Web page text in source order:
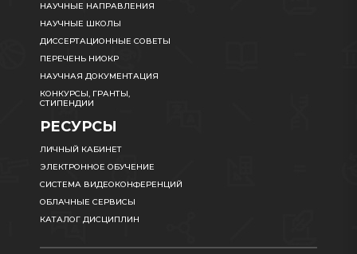
НАУЧНЫЕ НАПРАВЛЕНИЯ
НАУЧНЫЕ ШКОЛЫ
ДИССЕРТАЦИОННЫЕ СОВЕТЫ
ПЕРЕЧЕНЬ НИОКР
НАУЧНАЯ ДОКУМЕНТАЦИЯ
КОНКУРСЫ, ГРАНТЫ,
СТИПЕНДИИ
РЕСУРСЫ
ЛИЧНЫЙ КАБИНЕТ
ЭЛЕКТРОННОЕ ОБУЧЕНИЕ
СИСТЕМА ВИДЕОКОНФЕРЕНЦИЙ
ОБЛАЧНЫЕ СЕРВИСЫ
КАТАЛОГ ДИСЦИПЛИН